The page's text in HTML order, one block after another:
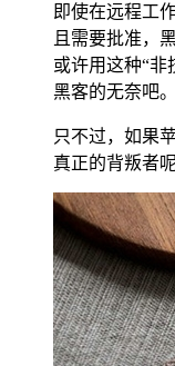
即使在远程工
且需要批准，
或许用这种“非
黑客的无奈吧。
只不过，如果
真正的背叛者